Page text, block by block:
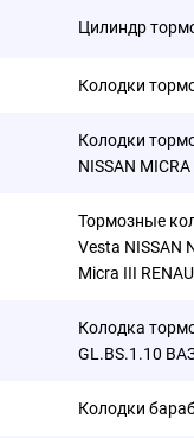
Цилиндр
Колодки
Колодки
NISSAN
Тормозные
Vesta NISSAN
Micra III
Колодка
GL.BS.1.10
Колодки